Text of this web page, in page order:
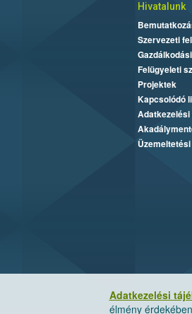
Adatkezelési
élmény
Hivatalunk
Szervezeti
Felügyeleti
Projektek
Kapcsolódó